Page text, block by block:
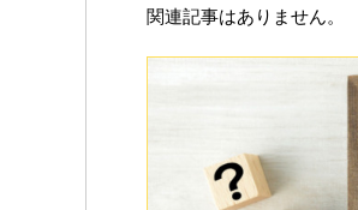
関連記事はありません。